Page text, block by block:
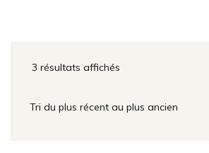
3 résultats affichés